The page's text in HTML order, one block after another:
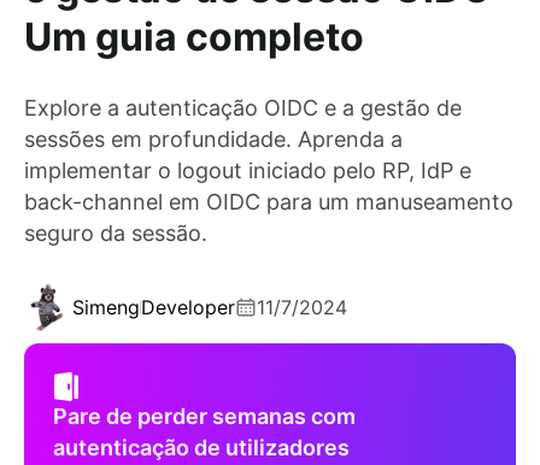
Um guia completo
Explore a autenticação OIDC e a gestão de
sessões em profundidade. Aprenda a
implementar o logout iniciado pelo RP, IdP e
back-channel em OIDC para um manuseamento
seguro da sessão.
SimengDeveloper 11/7/2024
Pare de perder semanas com
autenticação de utilizadores